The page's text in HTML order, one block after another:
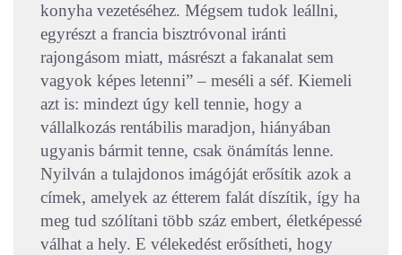
konyha vezetéséhez. Mégsem tudok leállni,
egyrészt a francia bisztróvonal iránti
rajongásom miatt, másrészt a fakanalat sem
vagyok képes letenni” – meséli a séf. Kiemeli
azt is: mindezt úgy kell tennie, hogy a
vállalkozás rentábilis maradjon, hiányában
ugyanis bármit tenne, csak önámítás lenne.
Nyilván a tulajdonos imágóját erősítik azok a
címek, amelyek az étterem falát díszítik, így ha
meg tud szólítani több száz embert, életképessé
válhat a hely. E vélekedést erősítheti, hogy